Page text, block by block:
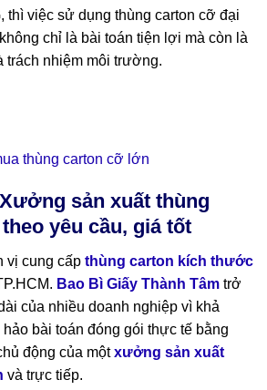
thì việc sử dụng thùng carton cỡ đại
chỉ là bài toán tiện lợi mà còn là
trách nhiệm môi trường.
sản xuất thùng
yêu cầu, giá tốt
vị cung cấp thùng carton kích thước
Bao Bì Giấy Thành Tâm trở
của nhiều doanh nghiệp vì khả
bài toán đóng gói thực tế bằng
động của mộtxưởng sản xuất
và trực tiếp.